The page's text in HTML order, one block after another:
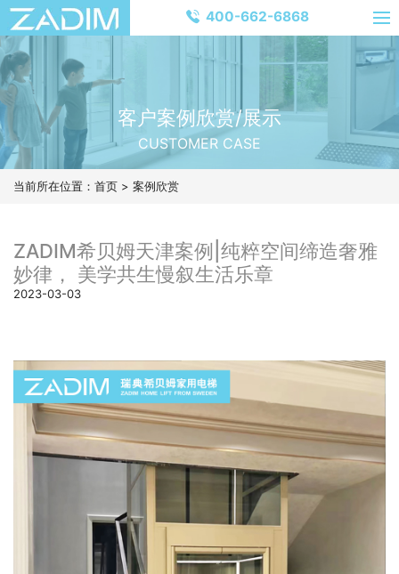
400-662-6868
客户案例欣赏/展示
CUSTOMER CASE
当前所在位置： 首页 > 案例欣赏
ZADIM希贝姆天津案例|纯粹空间缔造奢雅
妙律， 美学共生慢叙生活乐章
2023-03-03